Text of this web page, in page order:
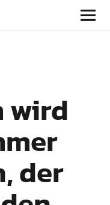
wird
der